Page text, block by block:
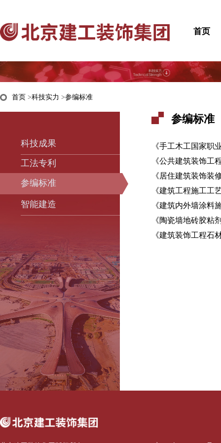
首页
首页 >科技实力 >参编标准
科技成果
工法专利
参编标准
智能建造
参编标准
《手工木工国家职
《公共建筑装饰工
《居住建筑装饰装
《建筑工程施工工
《建筑内外墙涂料
《陶瓷墙地砖胶粘
《建筑装饰工程石